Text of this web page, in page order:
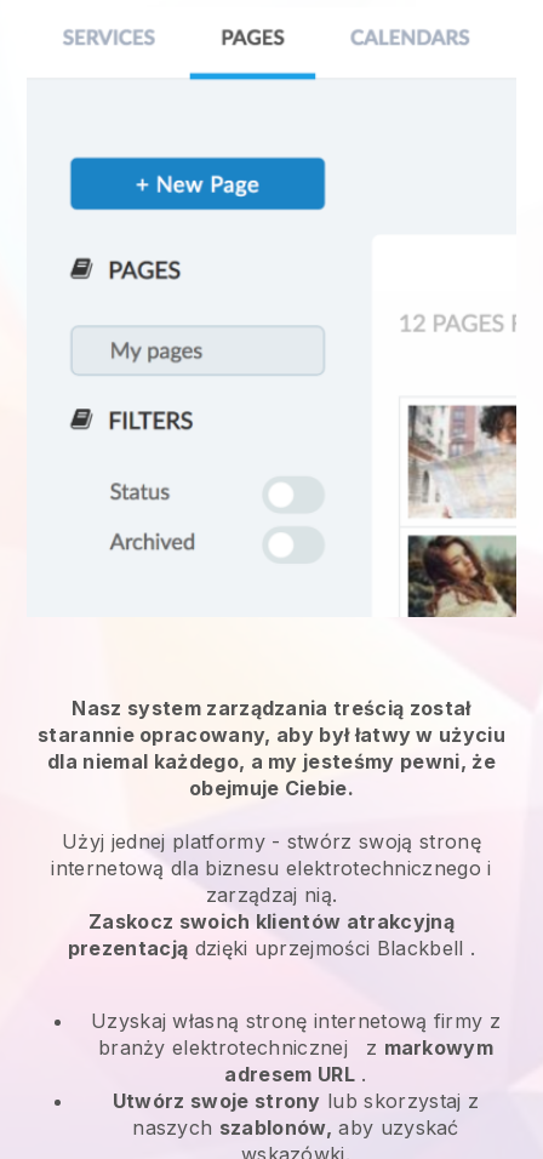
Nasz system zarządzania treścią został
starannie opracowany, aby był łatwy w użyciu
dla niemal każdego, a my jesteśmy pewni, że
obejmuje Ciebie.
Użyj jednej platformy - stwórz swoją stronę
internetową dla biznesu elektrotechnicznego i
zarządzaj nią.
Zaskocz swoich klientów atrakcyjną
prezentacją dzięki uprzejmości Blackbell .
Uzyskaj własną stronę internetową firmy z
branży elektrotechnicznej
z markowym
adresem URL.
Utwórz swoje strony lub skorzystaj z
naszych szablonów, aby uzyskać
wskazówki.